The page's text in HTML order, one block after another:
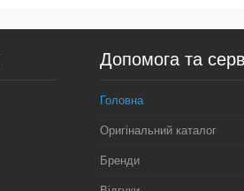
Допомога та
Головна
Оригінальний каталог
Бренди